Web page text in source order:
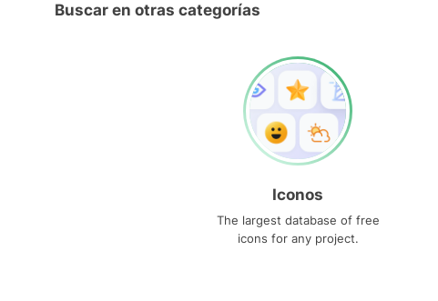
Buscar en otras categorías
Iconos
The largest database of free
icons for any project.